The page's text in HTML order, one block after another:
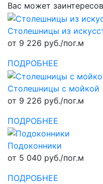
Вас может
Столешницы из
от 9 226 руб./пог.м
ПОДРОБНЕЕ
Столешницы с мойкой
от 9 226 руб./пог.м
ПОДРОБНЕЕ
Подоконники
от 5 040 руб./пог.м
ПОДРОБНЕЕ